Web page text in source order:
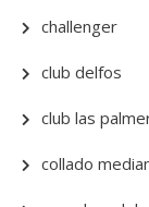
challenger
club delfos
club las
collado